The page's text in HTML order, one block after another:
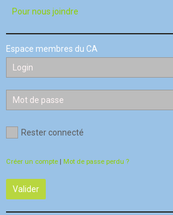
Pour nous joindre
Espace membres du CA
Rester connecté
Créer un compte Mot de passe perdu ?
Valider